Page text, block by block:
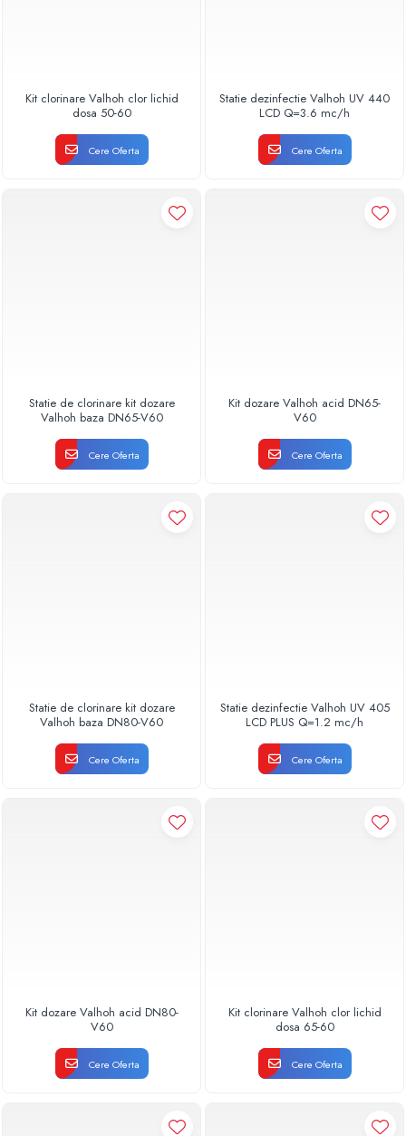
Kit clorinare Valhoh clor lichid
dosa 50-60
Cere Oferta
Statie dezinfectie Valhoh UV 440
LCD Q=3.6 mc/h
Cere Oferta
Statie de clorinare kit dozare
Valhoh baza DN65-V60
Cere Oferta
Kit dozare Valhoh acid DN65-
V60
Cere Oferta
Statie de clorinare kit dozare
Valhoh baza DN80-V60
Cere Oferta
Statie dezinfectie Valhoh UV 405
LCD PLUS Q=1.2 mc/h
Cere Oferta
Kit dozare Valhoh acid DN80-
V60
Cere Oferta
Kit clorinare Valhoh clor lichid
dosa 65-60
Cere Oferta